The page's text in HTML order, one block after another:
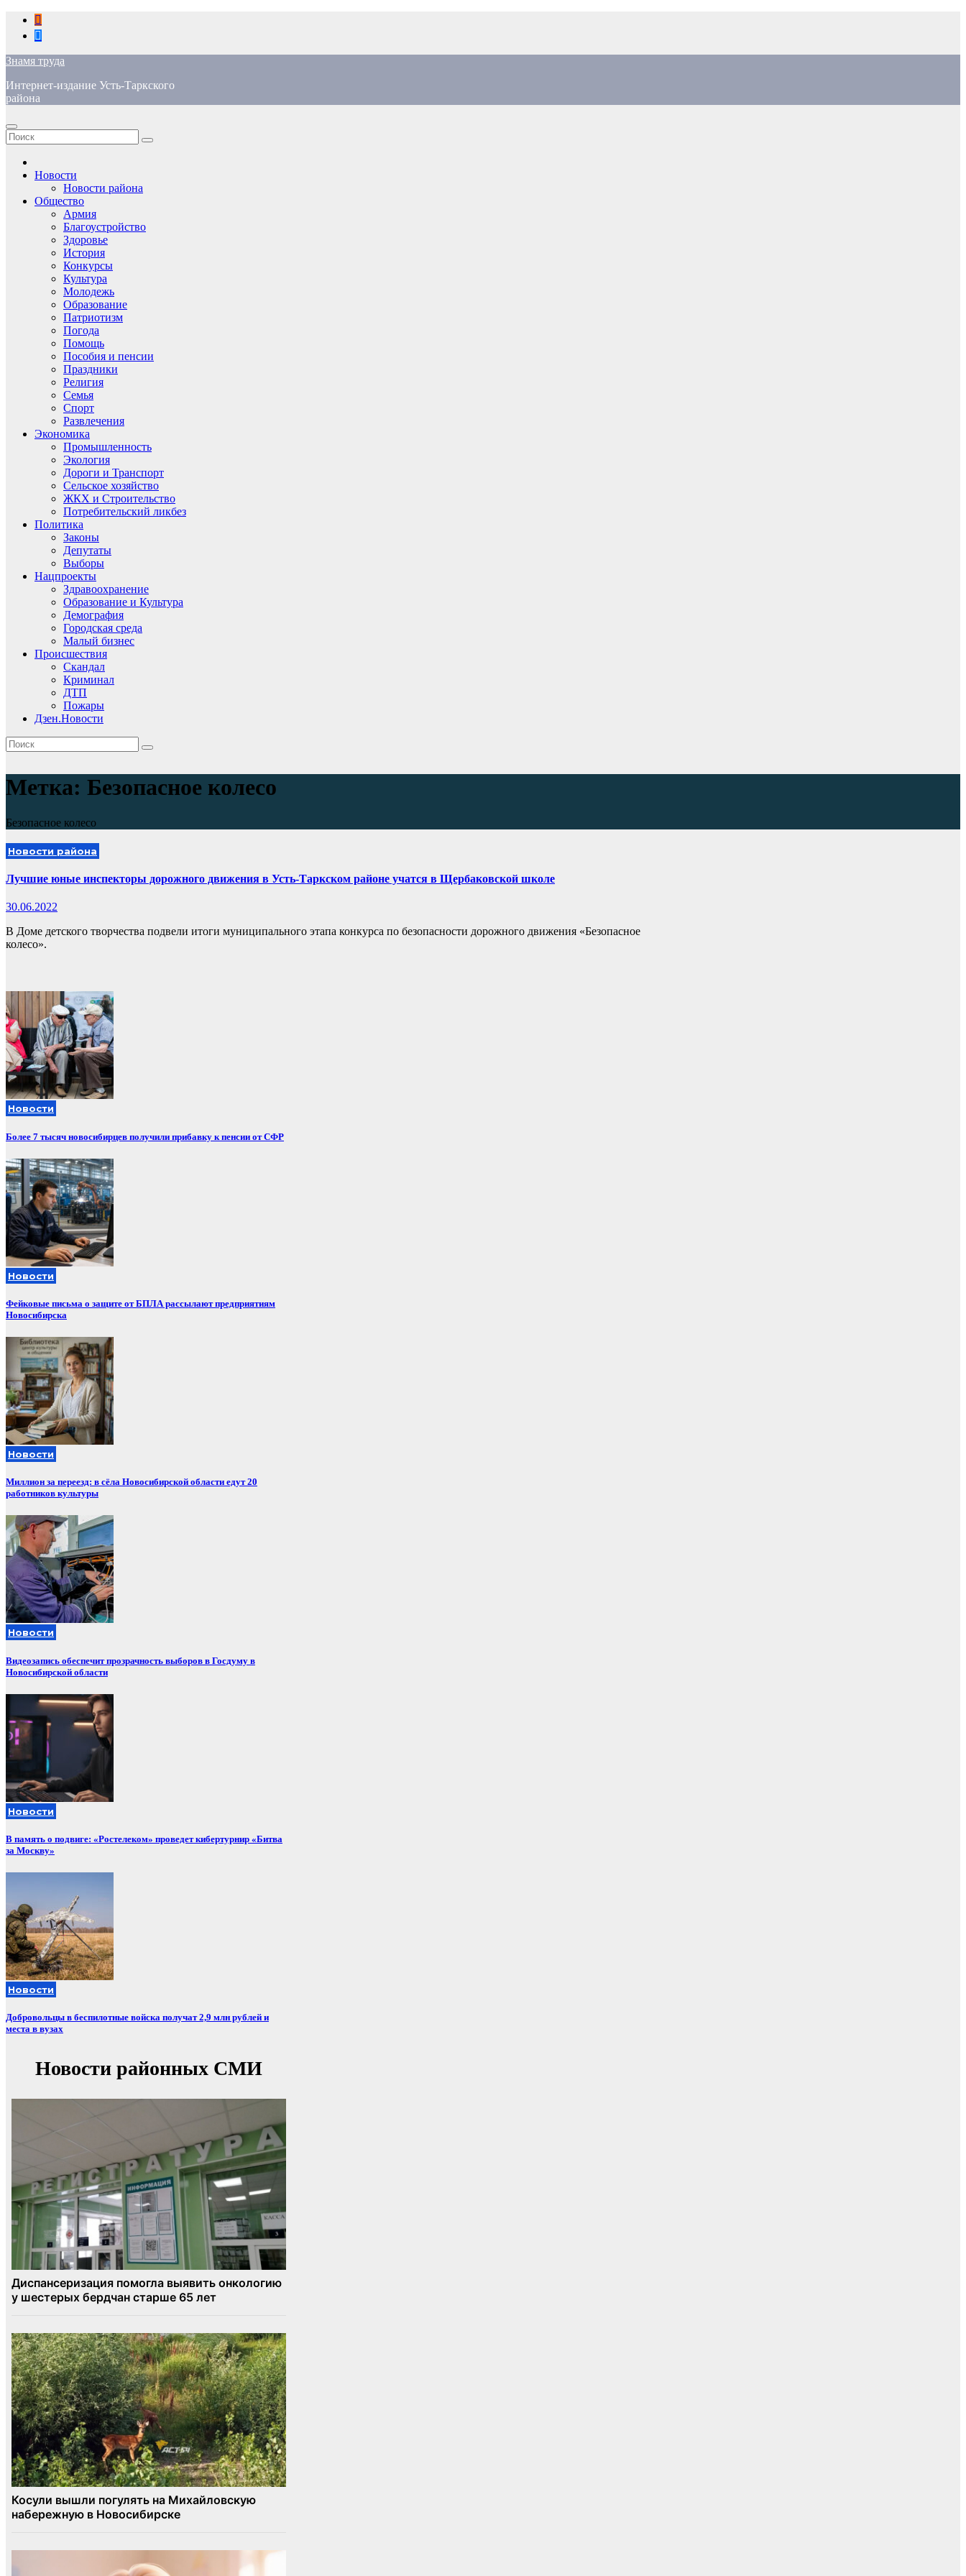
Перейти
содержимому
Знамя труда
Интернет-издание Усть-Таркского
района
Новости
Новости района
Общество
Армия
Благоустройство
Здоровье
История
Конкурсы
Культура
Молодежь
Образование
Патриотизм
Погода
Помощь
Пособия и пенсии
Праздники
Религия
Семья
Спорт
Развлечения
Экономика
Промышленность
Экология
Дороги и Транспорт
Сельское хозяйство
ЖКХ и Строительство
Потребительский ликбез
Политика
Законы
Депутаты
Выборы
Нацпроекты
Здравоохранение
Образование и Культура
Демография
Городская среда
Малый бизнес
Происшествия
Скандал
Криминал
ДТП
Пожары
Дзен.Новости
Метка: Безопасное колесо
Безопасное колесо
Новости района
Лучшие юные инспекторы дорожного движения в Усть-Таркском районе учатся в Щербаковской школе
30.06.2022
В Доме детского творчества подвели итоги муниципального этапа конкурса по безопасности дорожного движения «Безопасное
колесо».
Новости
Более 7 тысяч новосибирцев получили прибавку к пенсии от СФР
Новости
Фейковые письма о защите от БПЛА рассылают предприятиям
Новосибирска
Новости
Миллион за переезд: в сёла Новосибирской области едут 20
работников культуры
Новости
Видеозапись обеспечит прозрачность выборов в Госдуму в
Новосибирской области
Новости
В память о подвиге: «Ростелеком» проведет кибертурнир «Битва
за Москву»
Новости
Добровольцы в беспилотные войска получат 2,9 млн рублей и
места в вузах